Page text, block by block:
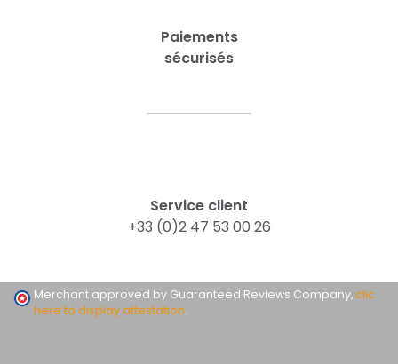
Paiements
sécurisés
Service client
+33 (0)2 47 53 00 26
Merchant approved by Guaranteed Reviews Company,clic
here to display attestation.